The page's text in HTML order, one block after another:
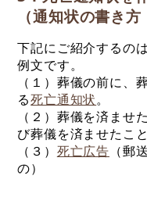
（通知状の書き
下記にご紹介するの
例文です。
（１）葬儀の前に、
る死亡通知状。
（２）葬儀を済ませ
び葬儀を済ませたこ
（３） 死亡広告 （郵
の）